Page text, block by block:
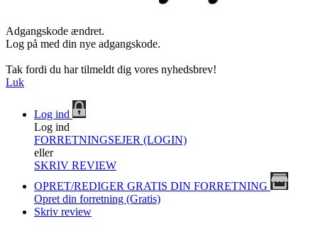
Adgangskode ændret.
Log på med din nye adgangskode.
Tak fordi du har tilmeldt dig vores nyhedsbrev!
Luk
Log ind
Log ind
FORRETNINGSEJER (LOGIN)
eller
SKRIV REVIEW
OPRET/REDIGER GRATIS DIN FORRETNING
Opret din forretning (Gratis)
Skriv review